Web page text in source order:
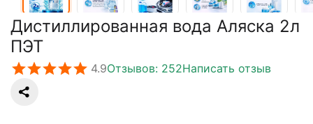
Дистиллированная вода Аляска 2л
ПЭТ
4.9Отзывов: 252Написать отзыв